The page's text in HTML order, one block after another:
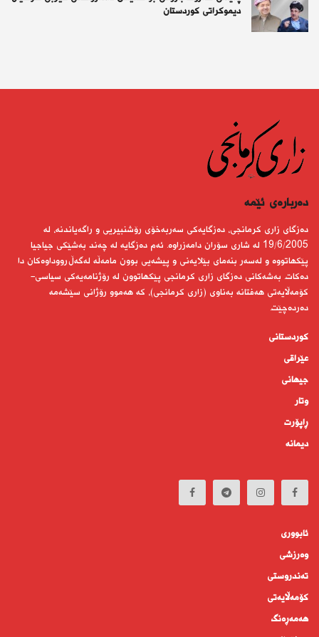
دیموكراتی كوردستان
دەربارەى ئێمە
دەزگای زاری كرمانجی، دەزگایەكی سەربەخۆی رۆشنبیریی و راگەیاندنە، لە
19/6/2005 لە شاری سۆران دامەزراوە. ئەم دەزگایە لە چەند بەشێكی جیاجیا
پێكهاتووە و لەسەر بنەمای بێلایەنی و پیشەیی بوون مامەڵە لەگەڵ رووداوەكان دا
دەكات. بەشەكانی دەزگای زاری كرمانجی پێكهاتوون لە رۆژنامەیەكی سیاسی-
كۆمەڵایەتی هەفتانە بەناوی (زاری كرمانجی)، كە هەموو رۆژانی سێشەمە
دەردەچێت.
کوردستانى
عێراقی
جیهانى
وتار
ڕاپۆرت
دیمانە
ئابوورى
وەرزشی
تەندروستى
كۆمه‌ڵايه‌تى
هەمەڕەنگ